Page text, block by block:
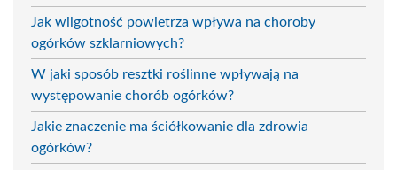
Jak wilgotność powietrza wpływa na choroby
ogórków szklarniowych?
W jaki sposób resztki roślinne wpływają na
występowanie chorób ogórków?
Jakie znaczenie ma ściółkowanie dla zdrowia
ogórków?